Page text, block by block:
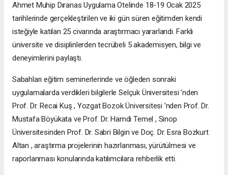
Ahmet Muhip Dıranas Uygulama Otelinde 18-19 Ocak 2025
tarihlerinde gerçekleştirilen ve iki gün süren eğitimden kendi
isteğiyle katılan 25 civarında araştırmacı yararlandı. Farklı
üniversite ve disiplinlerden tecrübeli 5 akademisyen, bilgi ve
deneyimlerini paylaştı.
Sabahları eğitim seminerlerinde ve öğleden sonraki
uygulamalarda verdikleri bilgilerle Selçuk Üniversitesi ’nden
Prof. Dr. Recai Kuş , Yozgat Bozok Üniversitesi ’nden Prof. Dr.
Mustafa Böyükata ve Prof. Dr. Hamdi Temel , Sinop
Üniversitesinden Prof. Dr. Sabri Bilgin ve Doç. Dr. Esra Bozkurt
Altan , araştırma projelerinin hazırlanması, yürütülmesi ve
raporlanması konularında katılımcılara rehberlik etti.